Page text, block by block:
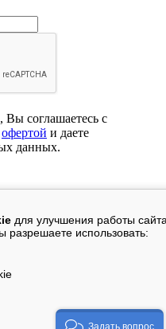
для улучшения работы
разрешаете использовать:
соглашаетесь с
офертой и даете
данных.
Задать вопрос